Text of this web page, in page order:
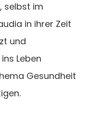
selbst im
in ihrer Zeit
und
Leben
Gesundheit